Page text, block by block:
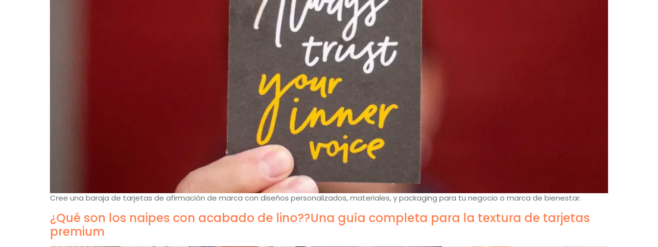
Cree una baraja de tarjetas de afirmación de marca con diseños personalizados, materiales, y packaging para tu negocio o marca de bienestar.
¿Qué son los naipes con acabado de lino??Una guía completa para la textura de tarjetas
premium